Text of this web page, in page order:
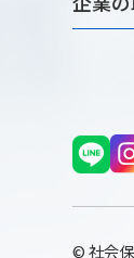
© 社会